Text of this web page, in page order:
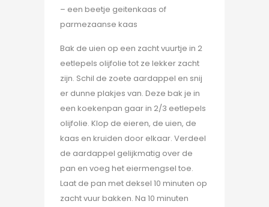
– een beetje geitenkaas of
parmezaanse kaas
Bak de uien op een zacht vuurtje in 2
eetlepels olijfolie tot ze lekker zacht
zijn. Schil de zoete aardappel en snij
er dunne plakjes van. Deze bak je in
een koekenpan gaar in 2/3 eetlepels
olijfolie. Klop de eieren, de uien, de
kaas en kruiden door elkaar. Verdeel
de aardappel gelijkmatig over de
pan en voeg het eiermengsel toe.
Laat de pan met deksel 10 minuten op
zacht vuur bakken. Na 10 minuten